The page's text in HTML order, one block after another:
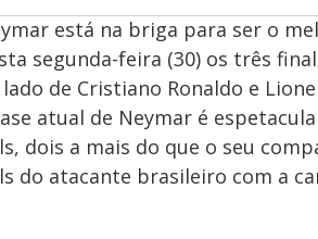
está na briga para ser o
segunda-feira (30) os três
de Cristiano Ronaldo e
atual de Neymar é
dois a mais do que o seu
do atacante brasileiro com a